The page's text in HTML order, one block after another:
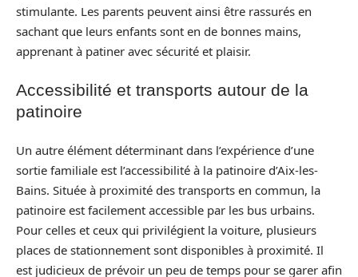
stimulante. Les parents peuvent ainsi être rassurés en
sachant que leurs enfants sont en de bonnes mains,
apprenant à patiner avec sécurité et plaisir.
Accessibilité et transports autour de la
patinoire
Un autre élément déterminant dans l’expérience d’une
sortie familiale est l’accessibilité à la patinoire d’Aix-les-
Bains. Située à proximité des transports en commun, la
patinoire est facilement accessible par les bus urbains.
Pour celles et ceux qui privilégient la voiture, plusieurs
places de stationnement sont disponibles à proximité. Il
est judicieux de prévoir un peu de temps pour se garer afin